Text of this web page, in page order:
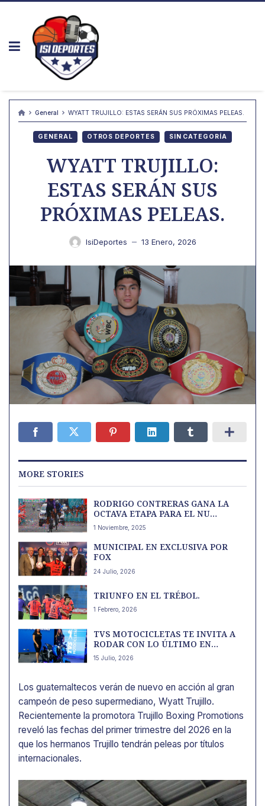
Skip
General WYATT TRUJILLO: ESTAS SERÁN SUS PRÓXIMAS PELEAS.
GENERAL OTROS DEPORTES SIN CATEGORÍA
WYATT TRUJILLO:
ESTAS SERÁN SUS
PRÓXIMAS PELEAS.
IsiDeportes — 13 Enero, 2026
MORE STORIES
RODRIGO CONTRERAS GANA LA
OCTAVA ETAPA PARA EL NU
COLOMBIA
1 Noviembre, 2025
MUNICIPAL EN EXCLUSIVA POR
FOX
24 Julio, 2026
TRIUNFO EN EL TRÉBOL.
1 Febrero, 2026
TVS MOTOCICLETAS TE INVITA A
RODAR CON LO ÚLTIMO EN
TENOLOGÍA
15 Julio, 2026
Los guatemaltecos verán de nuevo en acción al gran
campeón de peso supermediano, Wyatt Trujillo.
Recientemente la promotora Trujillo Boxing Promotions
reveló las fechas del primer trimestre del 2026 en la
que los hermanos Trujillo tendrán peleas por títulos
internacionales.